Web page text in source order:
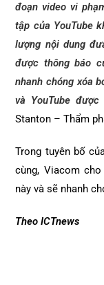
đoạn video vi
tập của YouTube
lượng nội dung
được thông báo
nhanh chóng xóa
và YouTube
Stanton – Thẩm
Trong tuyên bố
cùng, Viacom
này và sẽ nhanh
Theo ICTnews